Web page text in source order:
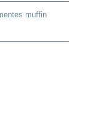
muffin